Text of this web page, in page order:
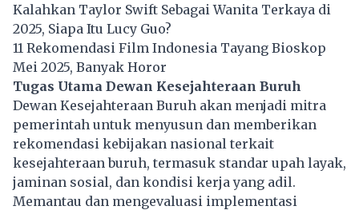
Kalahkan Taylor Swift Sebagai Wanita Terkaya di
2025, Siapa Itu Lucy Guo?
11 Rekomendasi Film Indonesia Tayang Bioskop
Mei 2025, Banyak Horor
Tugas Utama Dewan Kesejahteraan Buruh
Dewan Kesejahteraan Buruh akan menjadi mitra
pemerintah untuk menyusun dan memberikan
rekomendasi kebijakan nasional terkait
kesejahteraan buruh, termasuk standar upah layak,
jaminan sosial, dan kondisi kerja yang adil.
Memantau dan mengevaluasi implementasi